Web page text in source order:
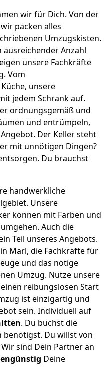
wir für Dich. Von der
packen alles
Umzugskisten.
Anzahl
unsere Fachkräfte
Vom
unsere
jedem Schrank auf.
ordnungsgemäß und
und entrümpeln,
Der Keller steht
mit unnötigen Dingen?
Du brauchst
handwerkliche
Unsere
können mit Farben und
Auch die
Teil unseres Angebots.
Marl, die Fachkräfte für
und das nötige
Umzug. Nutze unsere
reibungslosen Start
ist einzigartig und
sein. Individuell auf
. Du buchst die
benötigst. Du willst von
Wir sind Dein Partner an
Deine